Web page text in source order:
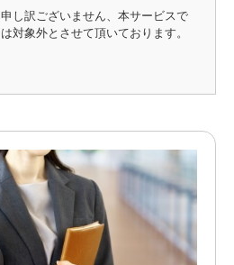
申し訳ございません、本サービスで
は対象外とさせて頂いております。